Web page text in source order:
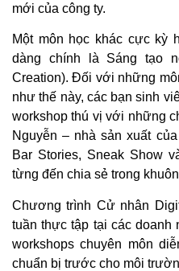
mới của công ty.
Một môn học khác cực kỳ
dàng chính là Sáng tạo
Creation). Đối với những
như thế này, các bạn sinh
workshop thú vị với những
Nguyễn – nhà sản xuất
Bar Stories, Sneak Show
từng đến chia sẻ trong
Chương trình Cử nhân
tuần thực tập tại các doanh
workshops chuyên môn
chuẩn bị trước cho môi